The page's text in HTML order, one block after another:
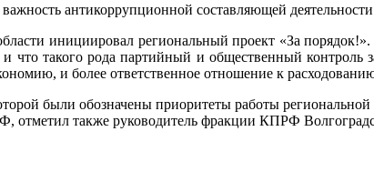
антикоррупционной составляющей деятельности
инициировал региональный проект «За
что такого рода партийный и общественный контроль
и более ответственное отношение к
были обозначены приоритеты работы
отметил также руководитель фракции КПРФ